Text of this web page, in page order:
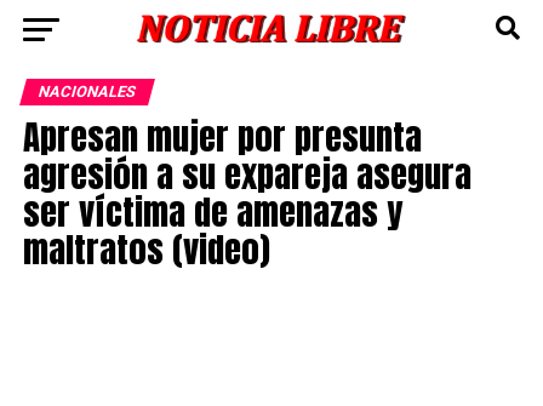
NACIONALES
Apresan mujer por presunta
agresión a su expareja asegura
ser víctima de amenazas y
maltratos (video)